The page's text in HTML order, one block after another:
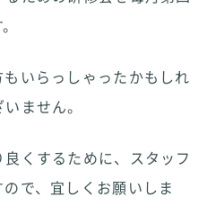
いらっしゃったかもしれ
ません。
くするために、スタッフ
で、宜しくお願いしま